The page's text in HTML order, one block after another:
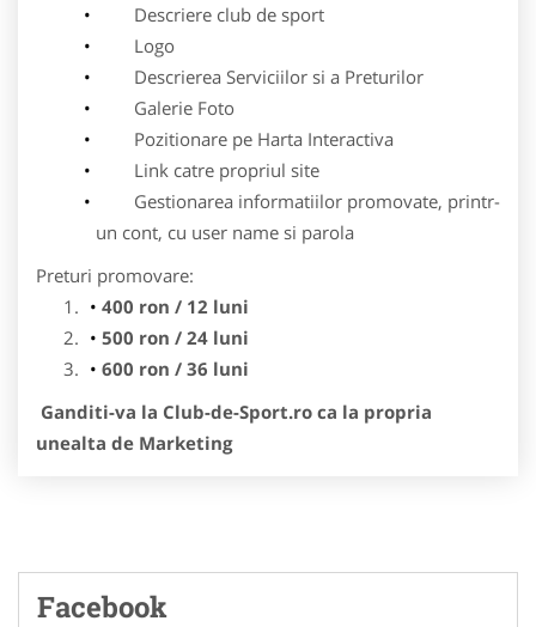
Descriere club de sport
Logo
Descrierea Serviciilor si a Preturilor
Galerie Foto
Pozitionare pe Harta Interactiva
Link catre propriul site
Gestionarea informatiilor promovate, printr-
un cont, cu user name si parola
Preturi promovare:
400 ron / 12 luni
500 ron / 24 luni
600 ron / 36 luni
Ganditi-va la Club-de-Sport.ro ca la propria
unealta de Marketing
Facebook